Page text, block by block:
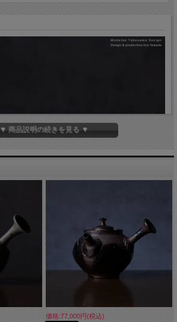
▼ 商品説明の続きを見る ▼
価格:77,000円(税込)